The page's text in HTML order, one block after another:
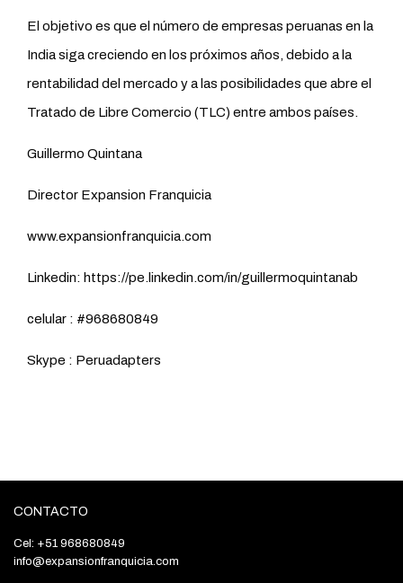
El objetivo es que el número de empresas peruanas en la
India siga creciendo en los próximos años, debido a la
rentabilidad del mercado y a las posibilidades que abre el
Tratado de Libre Comercio (TLC) entre ambos países.
Guillermo Quintana
Director Expansion Franquicia
www.expansionfranquicia.com
Linkedin: https://pe.linkedin.com/in/guillermoquintanab
celular : #968680849
Skype : Peruadapters
CONTACTO
Cel: +51 968680849
info@expansionfranquicia.com